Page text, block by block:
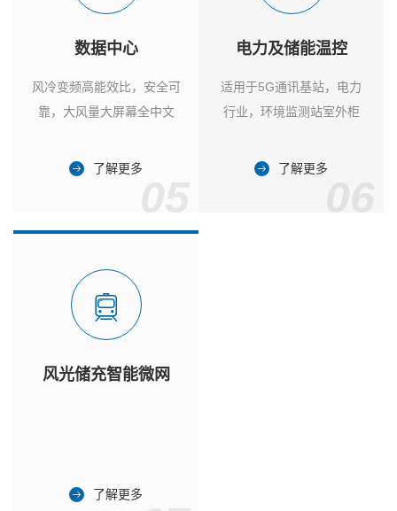
数据中心
风冷变频高能效比，安全可
靠，大风量大屏幕全中文
了解更多
电力及储能温控
适用于5G通讯基站，电力
行业，环境监测站室外柜
了解更多
风光储充智能微网
了解更多